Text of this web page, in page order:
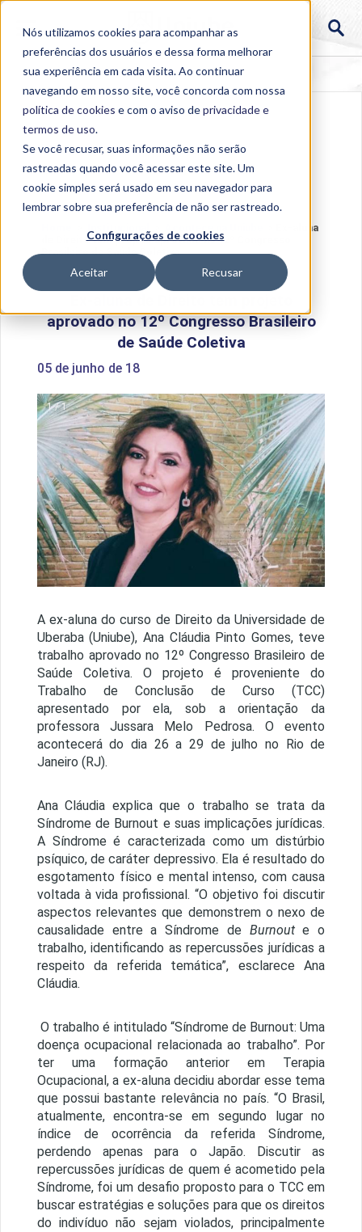
Nós utilizamos cookies para acompanhar as
preferências dos usuários e dessa forma melhorar
sua experiência em cada visita. Ao continuar
navegando em nosso site, você concorda com nossa
política de cookies e com o aviso deprivacidade e
termos de uso.
Se você recusar, suas informações não serão
rastreadas quando você acessar este site. Um
cookie simples será usado em seu navegador para
lembrar sobre sua preferência de não ser rastreado.
Configurações de cookies
Aceitar Recusar
Ex-aluna
de Direito tem projeto aprovado no 12º Congresso
Brasileiro de Saúde Coletiva
aprovado no 12º Congresso Brasileiro
de Saúde Coletiva
05 de junho de 18
1 / 1
A ex-aluna do curso de Direito da Universidade de
Uberaba (Uniube), Ana Cláudia Pinto Gomes, teve
trabalho aprovado no 12º Congresso Brasileiro de
Saúde Coletiva. O projeto é proveniente do
Trabalho de Conclusão de Curso (TCC)
apresentado por ela, sob a orientação da
professora Jussara Melo Pedrosa. O evento
acontecerá do dia 26 a 29 de julho no Rio de
Janeiro (RJ).
Ana Cláudia explica que o trabalho se trata da
Síndrome de Burnout e suas implicações jurídicas.
A Síndrome é caracterizada como um distúrbio
psíquico, de caráter depressivo. Ela é resultado do
esgotamento físico e mental intenso, com causa
voltada à vida profissional. “O objetivo foi discutir
aspectos relevantes que demonstrem o nexo de
causalidade entre a Síndrome de Burnoute o
trabalho, identificando as repercussões jurídicas a
respeito da referida temática”, esclarece Ana
Cláudia.
O trabalho é intitulado “Síndrome de Burnout: Uma
doença ocupacional relacionada ao trabalho”. Por
ter uma formação anterior em Terapia
Ocupacional, a ex-aluna decidiu abordar esse tema
que possui bastante relevância no país. “O Brasil,
atualmente, encontra-se em segundo lugar no
índice de ocorrência da referida Síndrome,
perdendo apenas para o Japão. Discutir as
repercussões jurídicas de quem é acometido pela
Síndrome, foi um desafio proposto para o TCC em
buscar estratégias e soluções para que os direitos
do indivíduo não sejam violados, principalmente